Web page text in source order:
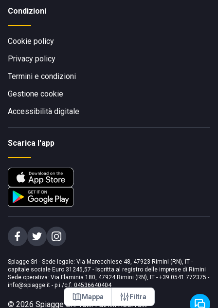
Mappa Filtra
Condizioni
Cookie policy
Privacy policy
Termini e condizioni
Gestione cookie
Accessibilità digitale
Scarica l'app
Spiagge Srl - Sede legale: Via Marecchiese 48, 47923 Rimini (RN), IT -
capitale sociale Euro 31245,57 - Iscritta al registro delle imprese di Rimini
Sede operativa: Via Flaminia 180, 47924 Rimini (RN), IT - +39 0541 772375 -
info@spiagge.it - p.i./c.f. 04536640404
© 2026 Spiagge Srl. Tutti i diritti riservati.